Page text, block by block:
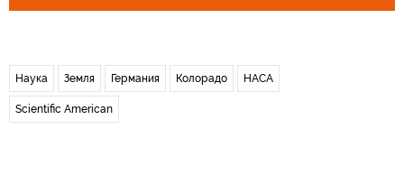
Наука Земля Германия Колорадо НАСА
Scientific American